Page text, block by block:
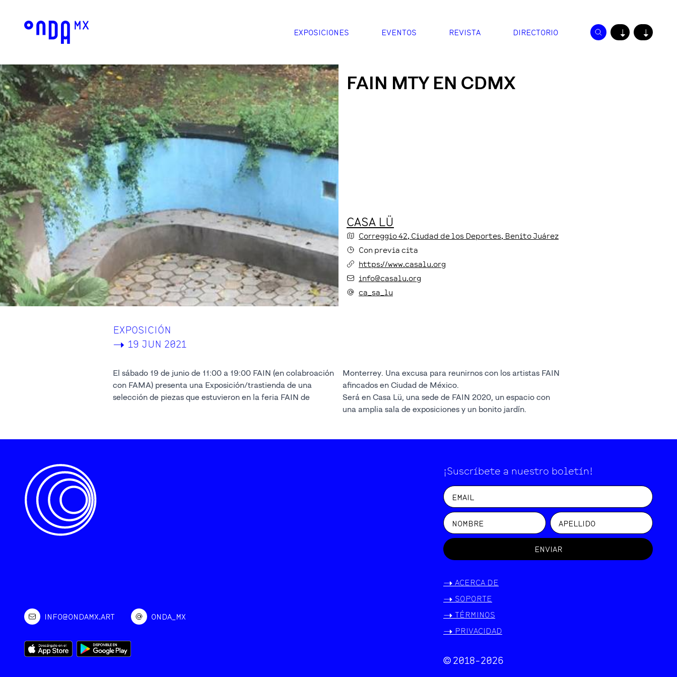
EXPOSICIONES EVENTOS REVISTA DIRECTORIO ↓ ↓
FAIN MTY EN CDMX
CASA LÜ
Correggio42, Ciudad de los Deportes, Benito Juárez
Con previa cita
https://www.casalu.org
info@casalu.org
ca_sa_lu
EXPOSICIÓN
-> 19 JUN 2021
El sábado 19 de junio de 11:00 a 19:00 FAIN (en colabroación
con FAMA) presenta una Exposición/trastienda de una
selección de piezas que estuvieron en la feria FAIN de
Monterrey. Una excusa para reunirnos con los artistas FAIN
afincados en Ciudad de México.
Será en Casa Lü, una sede de FAIN 2020, un espacio con
una amplia sala de exposiciones y un bonito jardín.
INFO@ONDAMX.ART ONDA_MX
¡Suscríbete a nuestro boletín!
ENVIAR
-> ACERCA DE
-> SOPORTE
-> TÉRMINOS
-> PRIVACIDAD
© 2018-2026